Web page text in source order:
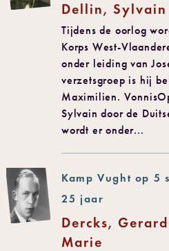
Dellin, Sylvain
Tijdens de oorlog
Korps West-
onder leiding van
verzetsgroep is hij
Maximilien.
Sylvain door de
wordt er onder...
Kamp Vught op 5
25 jaar
Dercks,
Marie